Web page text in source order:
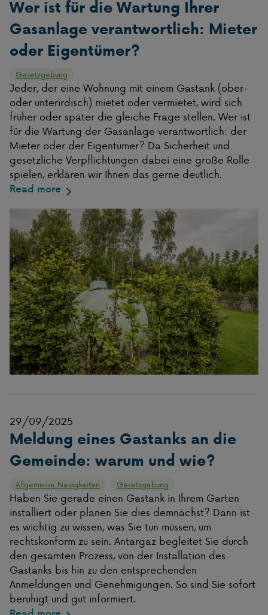
Wer ist für die Wartung Ihrer
Gasanlage verantwortlich: Mieter
oder Eigentümer?
Gesetzgebung
Jeder, der eine Wohnung mit einem Gastank (ober-
oder unterirdisch) mietet oder vermietet, wird sich
früher oder später die gleiche Frage stellen. Wer ist
für die Wartung der Gasanlage verantwortlich: der
Mieter oder der Eigentümer? Da Sicherheit und
gesetzliche Verpflichtungen dabei eine große Rolle
spielen, erklären wir Ihnen das gerne deutlich.
Read more
29/09/2025
Meldung eines Gastanks an die
Gemeinde: warum und wie?
Allgemeine Neuigkeiten Gesetzgebung
Haben Sie gerade einen Gastank in Ihrem Garten
installiert oder planen Sie dies demnächst? Dann ist
es wichtig zu wissen, was Sie tun müssen, um
rechtskonform zu sein. Antargaz begleitet Sie durch
den gesamten Prozess, von der Installation des
Gastanks bis hin zu den entsprechenden
Anmeldungen und Genehmigungen. So sind Sie sofort
beruhigt und gut informiert.